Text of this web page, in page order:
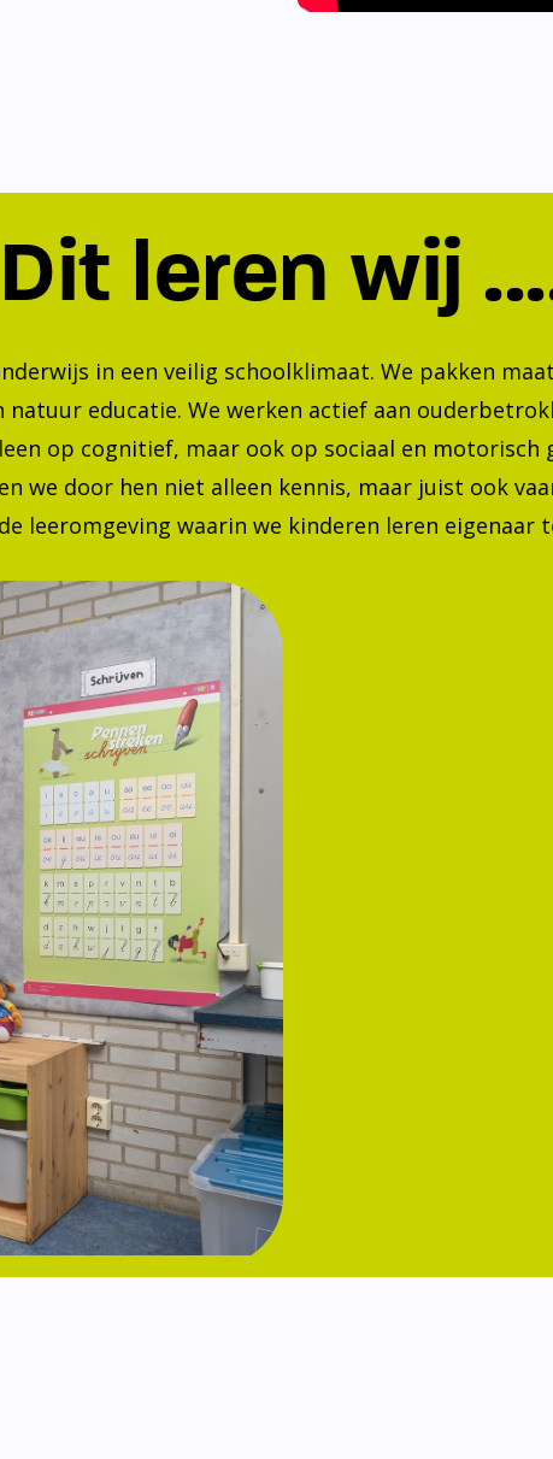
Dit leren wij
natuur educatie. We werken actief aan
op cognitief, maar ook op sociaal en
we door hen niet alleen kennis, maar juist ook
leeromgeving waarin we kinderen leren eigenaar